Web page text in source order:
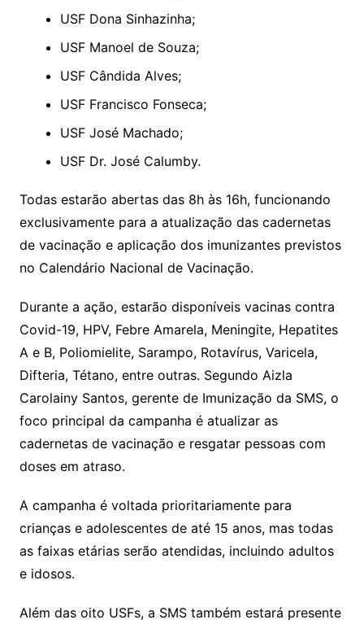
USF Dona Sinhazinha;
USF Manoel de Souza;
USF Cândida Alves;
USF Francisco Fonseca;
USF José Machado;
USF Dr. José Calumby.
Todas estarão abertas das 8h às 16h, funcionando
exclusivamente para a atualização das cadernetas
de vacinação e aplicação dos imunizantes previstos
no Calendário Nacional de Vacinação.
Durante a ação, estarão disponíveis vacinas contra
Covid-19, HPV, Febre Amarela, Meningite, Hepatites
A e B, Poliomielite, Sarampo, Rotavírus, Varicela,
Difteria, Tétano, entre outras. Segundo Aizla
Carolainy Santos, gerente de Imunização da SMS, o
foco principal da campanha é atualizar as
cadernetas de vacinação e resgatar pessoas com
doses em atraso.
A campanha é voltada prioritariamente para
crianças e adolescentes de até 15 anos, mas todas
as faixas etárias serão atendidas, incluindo adultos
e idosos.
Além das oito USFs, a SMS também estará presente